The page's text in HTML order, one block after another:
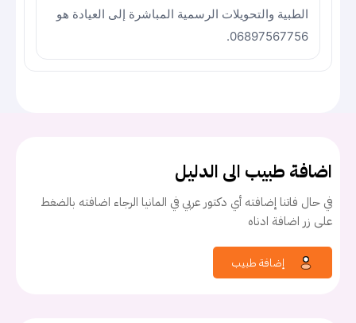
الطبية والتحويلات الرسمية المباشرة إلى العيادة هو
06897567756.
اضافة طبيب الى الدليل
في حال فاتنا إضافته أي دكتور عربي في المانيا الرجاء اضافته بالضغط
على زر اضافة ادناه